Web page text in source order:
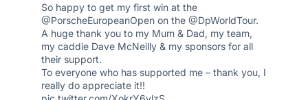
So happy to get my first win at the
@PorscheEuropeanOpen on the @DpWorldTour.
A huge thank you to my Mum & Dad, my team,
my caddie Dave McNeilly & my sponsors for all
their support.
To everyone who has supported me – thank you, I
really do appreciate it!!